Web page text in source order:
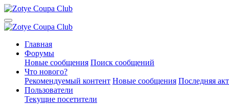
Главная
Форумы
Новые сообщения Поиск сообщений
Что нового?
Рекомендуемый контент Новые сообщения Последняя
Пользователи
Текущие посетители